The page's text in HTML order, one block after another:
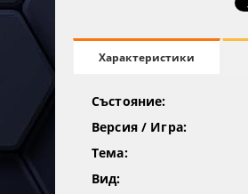
Характеристики
Състояние:
Версия / Игра:
Тема:
Вид: